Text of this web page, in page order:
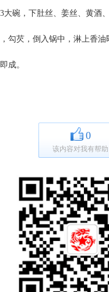
碗，下肚丝、姜丝、黄酒
勾芡，倒入锅中，淋上香油
成。
0
该内容对我有帮助